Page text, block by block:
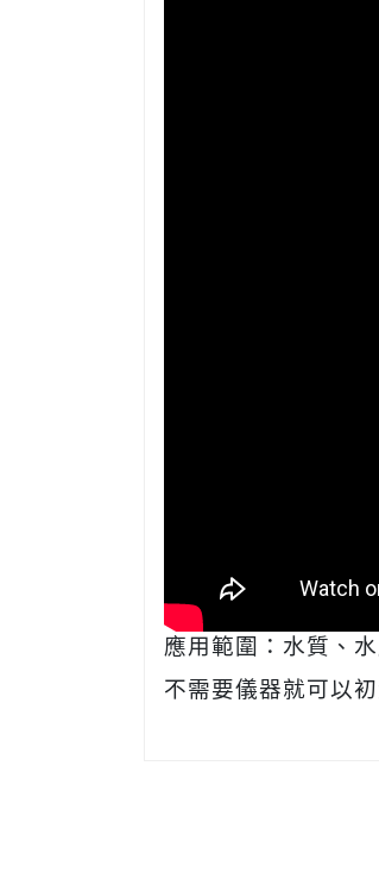
應用範圍：水質、
不需要儀器就可以